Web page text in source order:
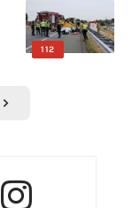
112